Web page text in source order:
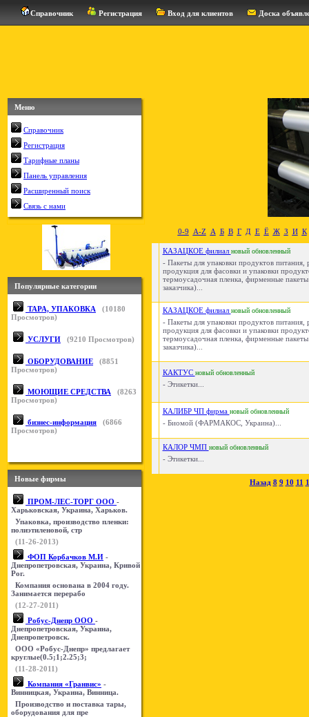
Справочник Регистрация Вход для клиентов Доска
Меню
Справочник
Регистрация
Тарифные планы
Панель управления
Расширенный поиск
Связь с нами
Популярные категории
ТАРА, УПАКОВКА (10180
Просмотров)
УСЛУГИ (9210 Просмотров)
ОБОРУДОВАНИЕ (8851
Просмотров)
МОЮЩИЕ СРЕДСТВА (8263
Просмотров)
бизнес-информация (6866
Просмотров)
Новые фирмы
ПРОМ-ЛЕС-ТОРГ ООО -
Харьковская, Украина, Харьков.
Упаковка, производство пленки:
полиэтиленовой, стр
(11-26-2013)
ФОП Корбачков М.И -
Днепропетровская, Украина, Кривой
Рог.
Компания основана в 2004 году.
Занимается перерабо
(12-27-2011)
Робус-Днепр ООО -
Днепропетровская, Украина,
Днепропетровск.
ООО «Робус-Днепр» предлагает
круглые(0.5;1;2.25;3;
(11-28-2011)
Компания «Гранвис» -
Винницкая, Украина, Винница.
Производство и поставка тары,
оборудования для пре
0-9 A-Z А Б В Г Д Е Ё Ж З И К
КАЗАЦКОЕ филиал новый обновленный
- Пакеты для упаковки продуктов питания,
продукция для фасовки и упаковки
термоусадочная пленка, фирменные
заказчика)...
КАЗАЦКОЕ филиал новый обновленный
- Пакеты для упаковки продуктов питания,
продукция для фасовки и упаковки
термоусадочная пленка, фирменные
заказчика)...
КАКТУС новый обновленный
- Этикетки...
КАЛИБР ЧП фирма новый обновленный
- Биомой (ФАРМАКОС, Украина)...
КАЛОР ЧМП новый обновленный
- Этикетки...
Назад 8 9 10 11